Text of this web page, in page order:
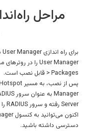
برای راه اندازی User Manager در میکروتیک برای
> Packages قابل نصب است.
Server رفته و سرور RADIUS را با IP روتر و رمز مشترک تنظیم کنید.
دسترسی داشته باشید.